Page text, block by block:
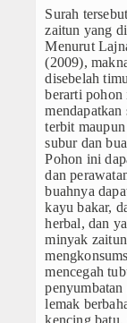
ArtikelSurah
zaitun yang
Menurut
(2009),
disebelah
berarti
terbit
subur dan
Pohon ini
dan
buahnya
kayu bakar,
herbal, dan
minyak
mencegah
lemak